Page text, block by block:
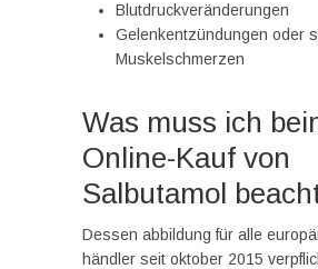
Blutdruckveränderungen
Gelenkentzündungen oder
Muskelschmerzen
Was muss ich
Online-Kauf von
Salbutamol
Dessen abbildung für alle
händler seit oktober 2015